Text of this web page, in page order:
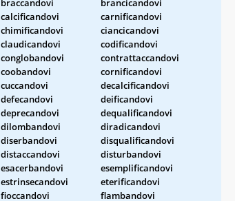
calcificandovi
carnificandovi
chimificandovi
ciancicandovi
claudicandovi
codificandovi
conglobandovi
contrattaccandovi
coobandovi
cornificandovi
cuccandovi
decalcificandovi
defecandovi
deificandovi
deprecandovi
dequalificandovi
dilombandovi
diradicandovi
diserbandovi
disqualificandovi
distaccandovi
disturbandovi
esacerbandovi
esemplificandovi
estrinsecandovi
eterificandovi
fioccandovi
flambandovi